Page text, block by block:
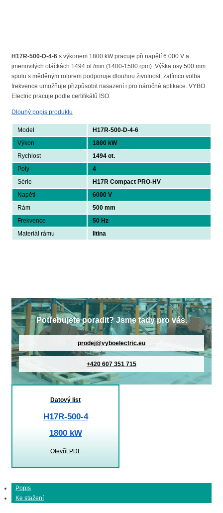
H17R-500-D-4-6 s výkonem 1800 kW pracuje při napětí 6 000 V a
jmenovitých otáčkách 1494 ot./min (1400-1500 rpm). Výška osy 500 mm
spolu s měděným rotorem podporuje dlouhou životnost, zatímco volba
frekvence umožňuje přizpůsobit nasazení i pro náročné aplikace. VYBO
Electric pracuje podle certifikátů ISO.
Dlouhý popis produktu
Model
H17R-500-D-4-6
Výkon
1800 kW
Rychlost
1494 ot.
Poly
4
Série
H17R Compact PRO-HV
Napětí
6000 V
Rám
500 mm
Frekvence
50 Hz
Materiál rámu
litina
Potřebujete poradit? Jsme tady pro vás.
prodej@vyboelectric.eu
+420 607 351 715
Datový list
H17R-500-4
1800 kW
Otevřít PDF
Popis
Ke stažení